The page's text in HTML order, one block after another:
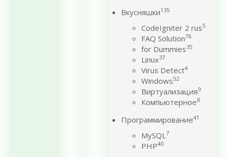
Вкусняшки135
CodeIgniter 2 rus5
FAQ Solution76
for Dummies35
Linux37
Virus Detect4
Windows52
Виртуализация9
Компьютерное8
Программирование41
MySQL 7
PHP40